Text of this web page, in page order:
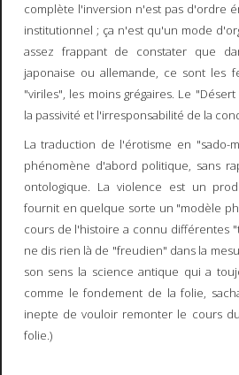
complète l'inversion n'est pas d'ordre
institutionnel ; ça n'est qu'un mode
assez frappant de constater que
japonaise ou allemande, ce sont les
"viriles", les moins grégaires. Le
la passivité et l'irresponsabilité de la
La traduction de l'érotisme en "sado-
phénomène d'abord politique, sans
ontologique. La violence est un
fournit en quelque sorte un "modèle
cours de l'histoire a connu différentes
ne dis rien là de "freudien" dans la
son sens la science antique qui a
comme le fondement de la folie,
inepte de vouloir remonter le cours
folie.)